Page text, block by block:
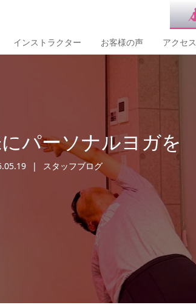
インストラクター お客様の声 アクセス
パーソナルヨガを
スタッフブログ